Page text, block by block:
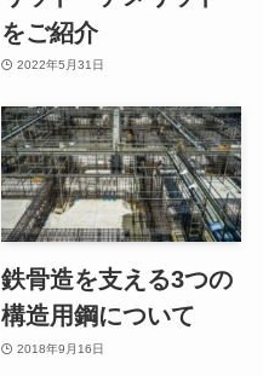
をご紹介
2022年5月31日
鉄骨造を支える3つの
構造用鋼について
2018年9月16日